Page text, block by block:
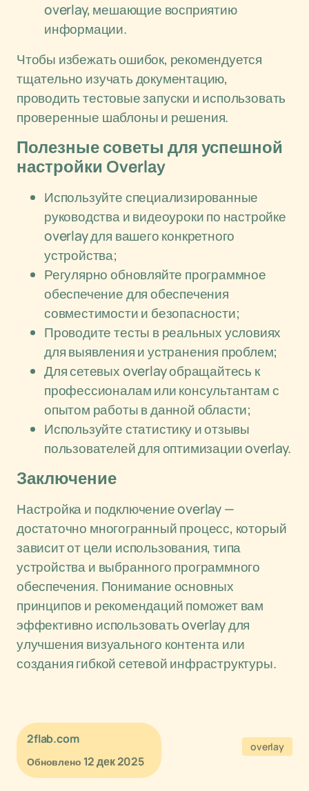
overlay, мешающие восприятию
информации.
Чтобы избежать ошибок, рекомендуется
тщательно изучать документацию,
проводить тестовые запуски и использовать
проверенные шаблоны и решения.
Полезные советы для успешной
настройки Overlay
Используйте специализированные
руководства и видеоуроки по настройке
overlay для вашего конкретного
устройства;
Регулярно обновляйте программное
обеспечение для обеспечения
совместимости и безопасности;
Проводите тесты в реальных условиях
для выявления и устранения проблем;
Для сетевых overlay обращайтесь к
профессионалам или консультантам с
опытом работы в данной области;
Используйте статистику и отзывы
пользователей для оптимизации overlay.
Заключение
Настройка и подключение overlay —
достаточно многогранный процесс, который
зависит от цели использования, типа
устройства и выбранного программного
обеспечения. Понимание основных
принципов и рекомендаций поможет вам
эффективно использовать overlay для
улучшения визуального контента или
создания гибкой сетевой инфраструктуры.
2flab.com
Обновлено 12 дек 2025
overlay